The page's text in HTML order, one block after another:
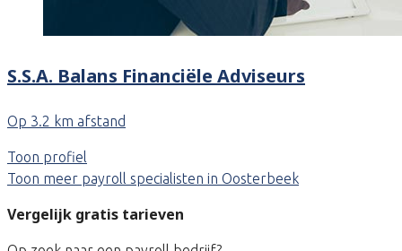
S.S.A. Balans Financiële Adviseurs
Op 3.2 km afstand
Toon profiel
Toon meer payroll specialisten in Oosterbeek
Vergelijk gratis tarieven